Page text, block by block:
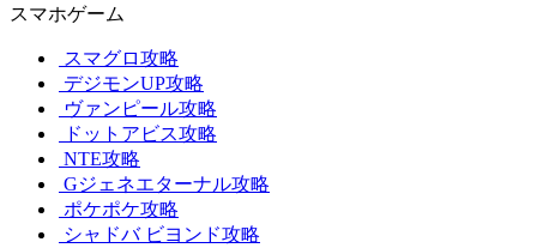
スマホゲーム
スマグロ攻略
デジモンUP攻略
ヴァンピール攻略
ドットアビス攻略
NTE攻略
Gジェネエターナル攻略
ポケポケ攻略
シャドバ ビヨンド攻略